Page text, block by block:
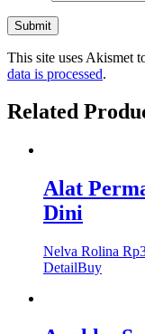
This site uses Akismet
data is processed.
Related
Alat
Dini
Nelva Rolina Rp
DetailBuy